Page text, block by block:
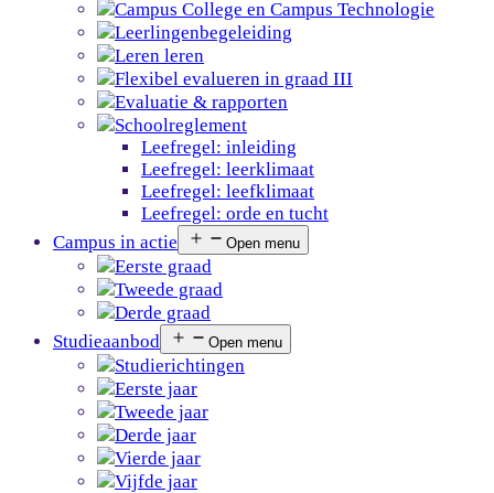
Campus College en Campus Technologie
Leerlingenbegeleiding
Leren leren
Flexibel evalueren in graad III
Evaluatie & rapporten
Schoolreglement
Leefregel: inleiding
Leefregel: leerklimaat
Leefregel: leefklimaat
Leefregel: orde en tucht
Campus in actie
Open menu
Eerste graad
Tweede graad
Derde graad
Studieaanbod
Open menu
Studierichtingen
Eerste jaar
Tweede jaar
Derde jaar
Vierde jaar
Vijfde jaar